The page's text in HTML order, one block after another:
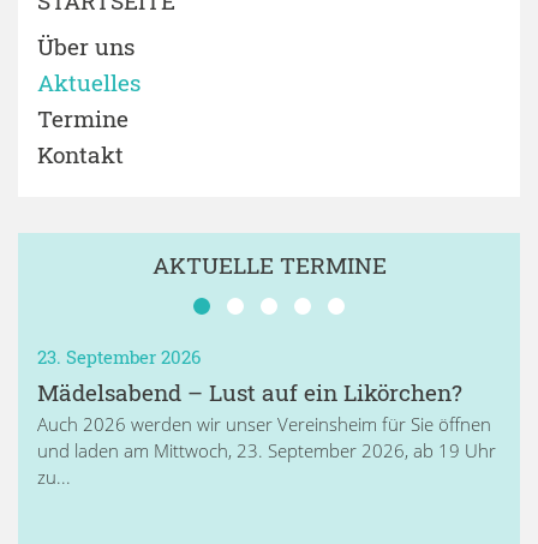
Über uns
Aktuelles
Termine
Kontakt
AKTUELLE TERMINE
23. September 2026
Mädelsabend – Lust auf ein Likörchen?
Auch 2026 werden wir unser Vereinsheim für Sie öffnen
und laden am Mittwoch, 23. September 2026, ab 19 Uhr
zu...